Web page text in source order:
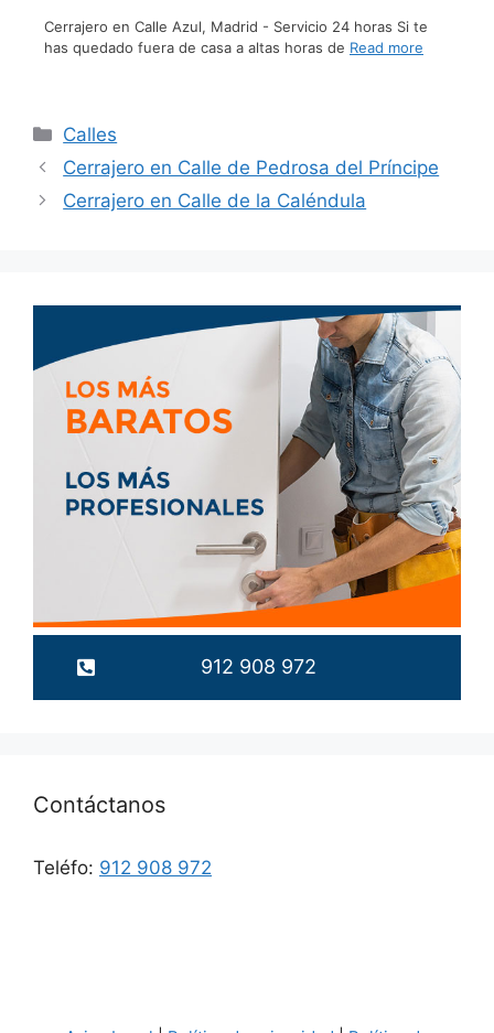
Cerrajero en Calle Azul, Madrid - Servicio 24 horas Si te
has quedado fuera de casa a altas horas de Read more
Calles
Cerrajero en Calle de Pedrosa del Príncipe
Cerrajero en Calle de la Caléndula
912 908 972
Contáctanos
Teléfo: 912 908 972